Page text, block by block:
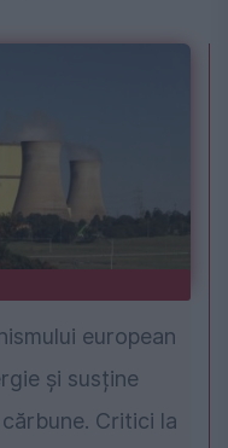
european
și susține
Critici la